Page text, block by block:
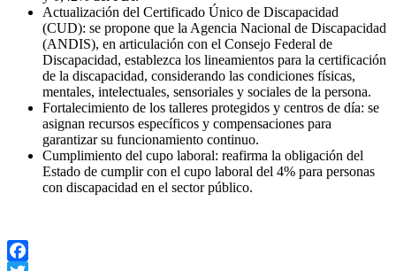
Actualización del Certificado Único de Discapacidad
(CUD): se propone que la Agencia Nacional de Discapacidad
(ANDIS), en articulación con el Consejo Federal de
Discapacidad, establezca los lineamientos para la certificación
de la discapacidad, considerando las condiciones físicas,
mentales, intelectuales, sensoriales y sociales de la persona.
Fortalecimiento de los talleres protegidos y centros de día: se
asignan recursos específicos y compensaciones para
garantizar su funcionamiento continuo.
Cumplimiento del cupo laboral: reafirma la obligación del
Estado de cumplir con el cupo laboral del 4% para personas
con discapacidad en el sector público.